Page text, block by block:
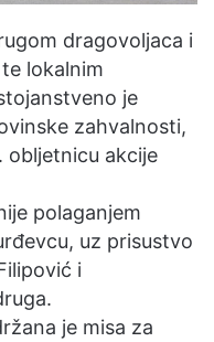
dragovoljaca i
lokalnim
je
zahvalnosti,
obljetnicu akcije
polaganjem
uz prisustvo
i
je misa za